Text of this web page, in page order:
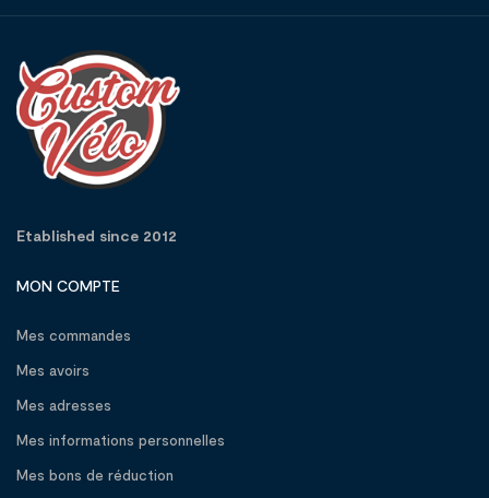
Etablished since 2012
MON COMPTE
Mes commandes
Mes avoirs
Mes adresses
Mes informations personnelles
Mes bons de réduction